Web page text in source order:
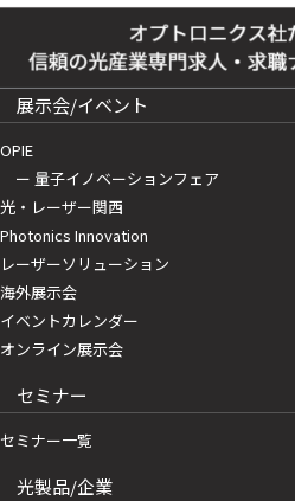
展示会/イベント
OPIE
ー 量子イノベーションフェア
光・レーザー関西
Photonics Innovation
レーザーソリューション
海外展示会
イベントカレンダー
オンライン展示会
セミナー
セミナー一覧
光製品/企業